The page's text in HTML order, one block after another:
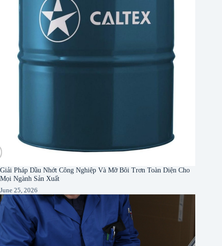
Giải Pháp Dầu Nhớt Công Nghiệp Và Mỡ Bôi Trơn Toàn Diện Cho
Mọi Ngành Sản Xuất
June 25, 2026